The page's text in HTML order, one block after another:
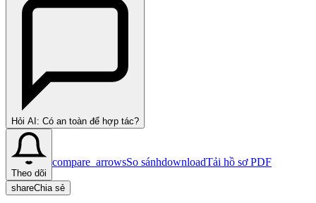
Hỏi AI: Có an toàn để hợp tác?
Theo dõi
compare_arrowsSo sánhdownloadTải hồ sơ PDF
shareChia sẻ